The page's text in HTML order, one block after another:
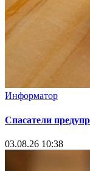
Информатор
Спасатели
03.08.26 10:38